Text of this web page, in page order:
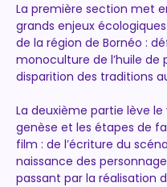
La première section met
grands enjeux
de la région de Bornéo :
monoculture de l’huile de
disparition des traditions
La deuxième partie lève le
genèse et les étapes de
film : de l’écriture du
naissance des
passant par la réalisation